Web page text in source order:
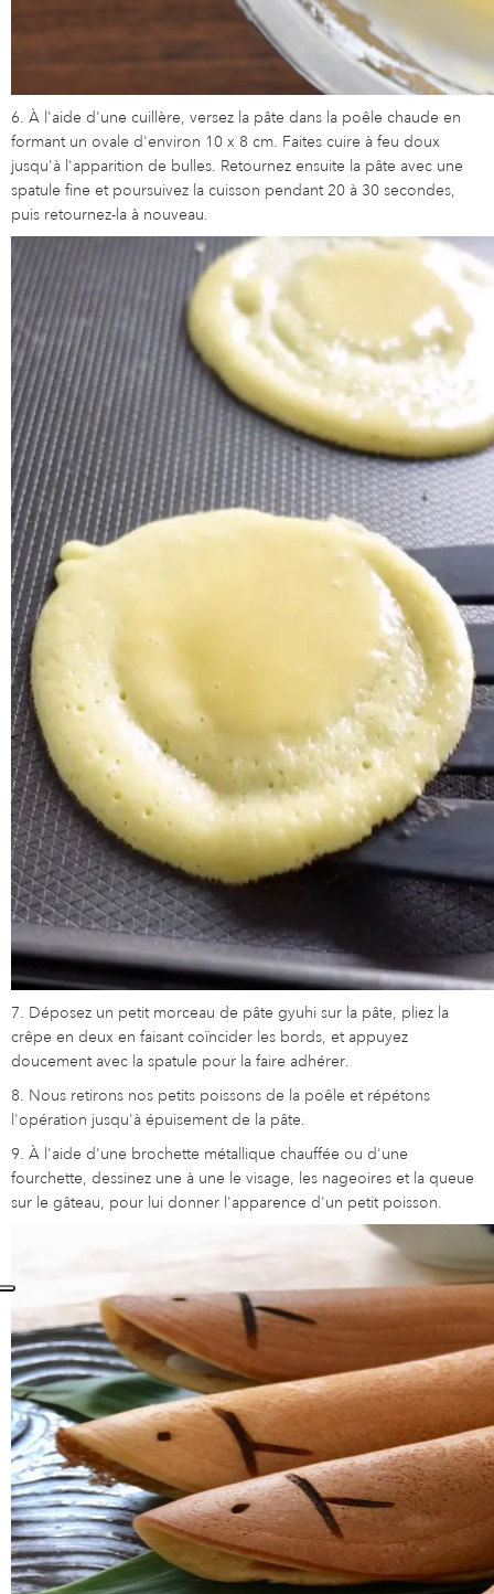
6. À l'aide d'une cuillère, versez la pâte dans la poêle chaude en
formant un ovale d'environ 10 x 8 cm. Faites cuire à feu doux
jusqu'à l'apparition de bulles. Retournez ensuite la pâte avec une
spatule fine et poursuivez la cuisson pendant 20 à 30 secondes,
puis retournez-la à nouveau.
7. Déposez un petit morceau de pâte gyuhi sur la pâte, pliez la
crêpe en deux en faisant coïncider les bords, et appuyez
doucement avec la spatule pour la faire adhérer.
8. Nous retirons nos petits poissons de la poêle et répétons
l'opération jusqu'à épuisement de la pâte.
9. À l'aide d'une brochette métallique chauffée ou d'une
fourchette, dessinez une à une le visage, les nageoires et la queue
sur le gâteau, pour lui donner l'apparence d'un petit poisson.